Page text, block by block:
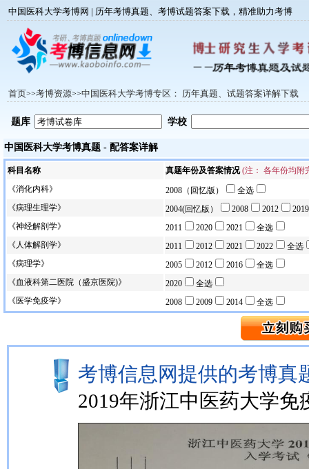
中国医科大学考博网 | 历年考博真题、考博试题答案下载，精准助力考博
首页>>考博资源>>中国医科大学考博专区： 历年真题、试题答案详解下载
题库 学校
中国医科大学考博真题 - 配答案详解
科目名称 真题年份及答案情况(注： 各年份均附
《消化内科》
2008（回忆版）
全选
《病理生理学》
2004(回忆版） 2008 2012
2019
《神经解剖学》
2011 2020 2021
全选
《人体解剖学》
2011 2012 2021 2022
全选
《病理学》
2005 2012 2016
全选
《血液科第二医院（盛京医院)》
2020
全选
《医学免疫学》
2008 2009 2014 全选
考博信息网提供的考博真
2019年浙江中医药大学免